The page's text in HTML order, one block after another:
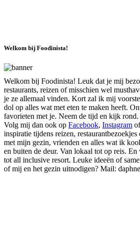
Welkom bij Foodinista!
Welkom bij Foodinista! Leuk dat je mij
restaurants, reizen of misschien wel
je ze allemaal vinden. Kort zal ik mij
dol op alles wat met eten te maken heeft.
favorieten met je. Neem de tijd en kijk
Volg mij dan ook op Facebook, Instagram
inspiratie tijdens reizen,
met mijn gezin, vrienden en alles wat ik
en buiten de deur. Van lokaal tot op reis.
tot all inclusive resort. Leuke ideeën of
of mij en het gezin uitnodigen? Mail: